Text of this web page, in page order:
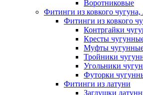
Воротниковые
Фитинги из ковкого чугуна,
Фитинги из ковкого
Контргайки
Кресты
Муфты
Тройники
Угольники
Футорки
Фитинги из латуни
Заглушки